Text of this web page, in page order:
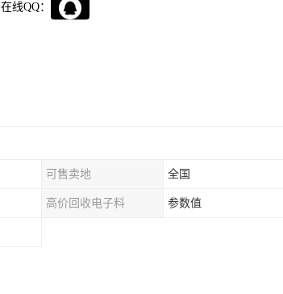
在线QQ：
可售卖地 全国
高价回收电子料 参数值